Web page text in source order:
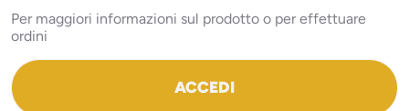
Per maggiori informazioni sul prodotto o per effettuare
ordini
ACCEDI